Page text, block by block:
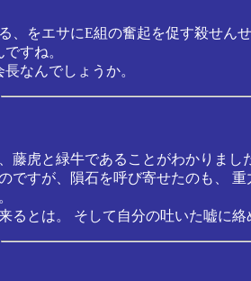
、をエサにE組の奮起を促す殺せんせ
すね。
なんでしょうか。
藤虎と緑牛であることがわかりまし
ですが、隕石を呼び寄せたのも、
るとは。 そして自分の吐いた嘘に